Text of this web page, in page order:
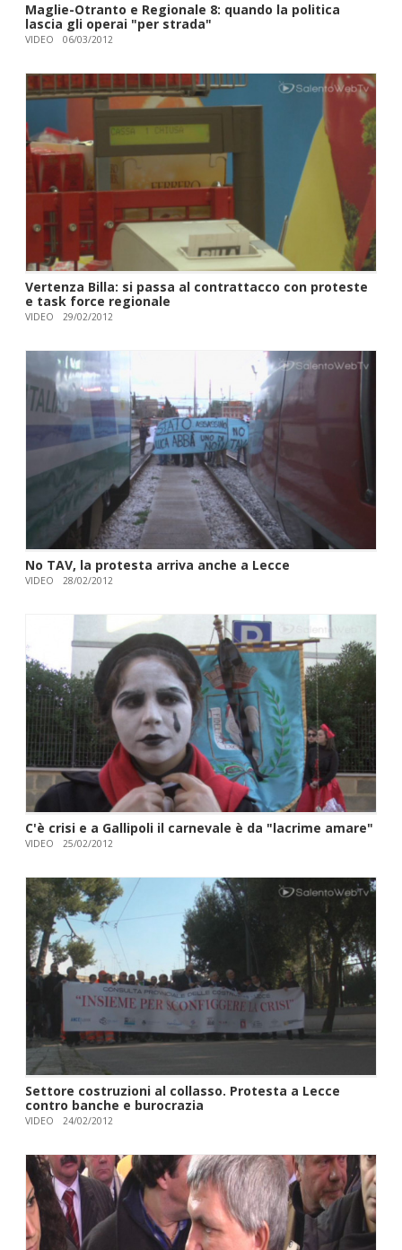
Maglie-Otranto e Regionale 8: quando la politica
lascia gli operai "per strada"
VIDEO 06/03/2012
Vertenza Billa: si passa al contrattacco con proteste
e task force regionale
VIDEO 29/02/2012
No TAV, la protesta arriva anche a Lecce
VIDEO 28/02/2012
C'è crisi e a Gallipoli il carnevale è da "lacrime amare"
VIDEO 25/02/2012
Settore costruzioni al collasso. Protesta a Lecce
contro banche e burocrazia
VIDEO 24/02/2012